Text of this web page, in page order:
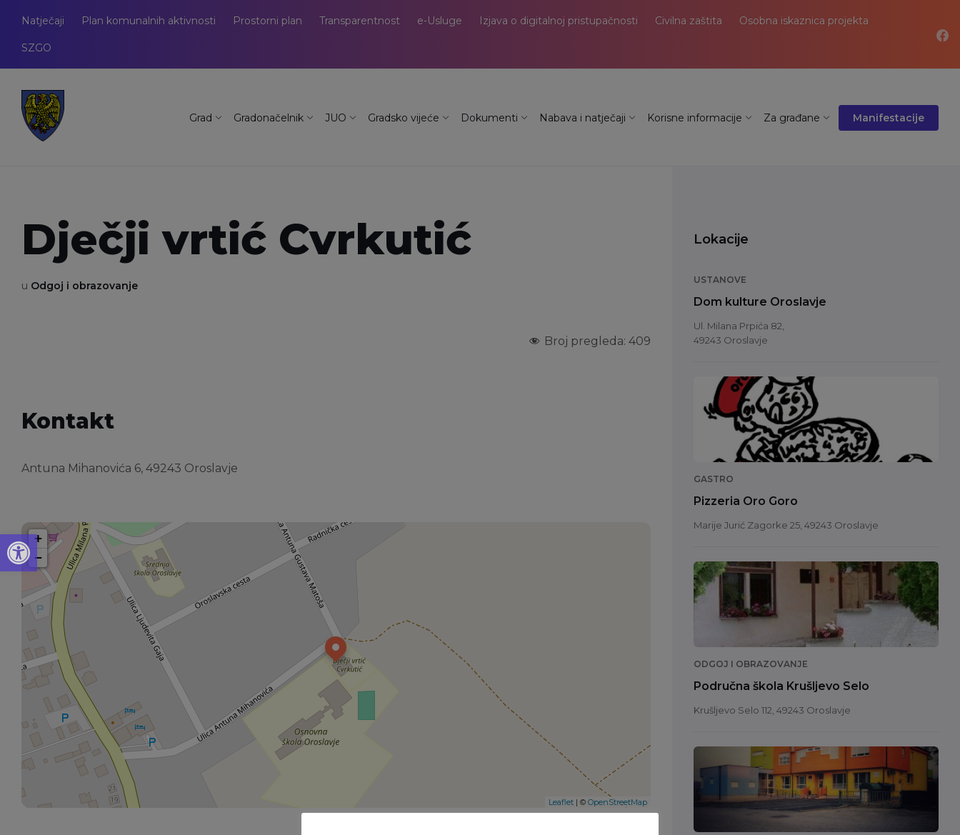
Open toolbar
Natječaji Plan komunalnih aktivnosti Prostorni plan Transparentnost e-Usluge Izjava o digitalnoj pristupačnosti Civilna zaštita Osobna iskaznica projekta
SZGO
Grad Gradonačelnik JUO Gradsko vijeće Dokumenti Nabava i natječaji Korisne informacije Za građane Manifestacije
Dječji vrtić Cvrkutić
u Odgoj i obrazovanje
Broj pregleda: 409
Kontakt
Antuna Mihanovića 6, 49243 Oroslavje
+
−
Leaflet| © OpenStreetMap
Lokacije
USTANOVE
Dom kulture Oroslavje
Ul. Milana Prpića 82,
49243 Oroslavje
GASTRO
Pizzeria Oro Goro
Marije Jurić Zagorke 25, 49243 Oroslavje
ODGOJ I OBRAZOVANJE
Područna škola Krušljevo Selo
Krušljevo Selo 112, 49243 Oroslavje